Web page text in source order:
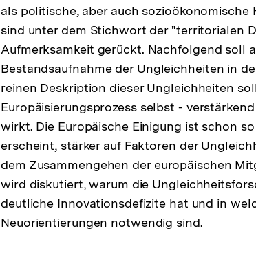
als politische, aber auch
sind unter dem Stichwort der "territorialen
Aufmerksamkeit gerückt. Nachfolgend soll
Bestandsaufnahme der Ungleichheiten in
reinen Deskription dieser Ungleichheiten
Europäisierungsprozess selbst -
wirkt. Die Europäische Einigung ist schon
erscheint, stärker auf Faktoren der
dem Zusammengehen der europäischen
wird diskutiert, warum die
deutliche Innovationsdefizite hat und in
Neuorientierungen notwendig sind.